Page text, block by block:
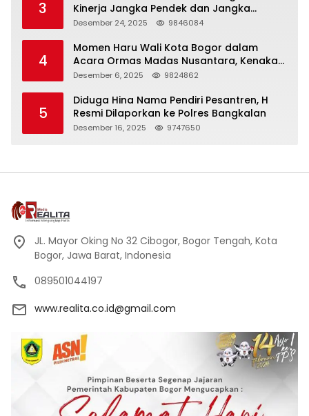
3
Kinerja Jangka Pendek dan Jangka
Panjang
Desember 24, 2025 9846084
4
Momen Haru Wali Kota Bogor dalam
Acara Ormas Madas Nusantara, Kenakan
Peci Hitam Tinggi sebagai Simbol
Desember 6, 2025 9824862
5
Diduga Hina Nama Pendiri Pesantren, H
Resmi Dilaporkan ke Polres Bangkalan
Desember 16, 2025 9747650
JL. Mayor Oking No 32 Cibogor, Bogor Tengah, Kota
Bogor, Jawa Barat, Indonesia
089501044197
www.realita.co.id@gmail.com